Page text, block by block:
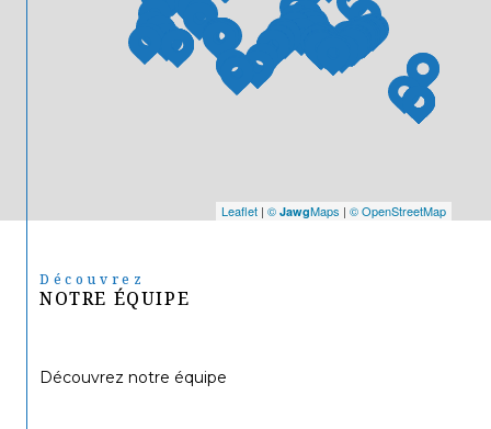
Leaflet | © JawgMaps | © OpenStreetMap
Découvrez
NOTRE ÉQUIPE
Découvrez notre équipe